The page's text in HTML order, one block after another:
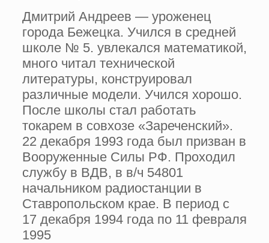
Дмитрий Андреев — уроженец
города Бежецка. Учился в средней
школе № 5. увлекался математикой,
много читал технической
литературы, конструировал
различные модели. Учился хорошо.
После школы стал работать
токарем в совхозе «Зареченский».
22 декабря 1993 года был призван в
Вооруженные Силы РФ. Проходил
службу в ВДВ, в в/ч 54801
начальником радиостанции в
Ставропольском крае. В период с
17 декабря 1994 года по 11 февраля
1995